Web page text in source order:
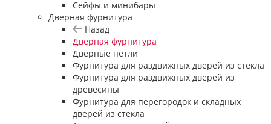
Сейфы и минибары
Дверная фурнитура
Назад
Дверная фурнитура
Дверные петли
Фурнитура для раздвижных дверей из стекла
Фурнитура для раздвижных дверей из
древесины
Фурнитура для перегородок и складных
дверей из стекла